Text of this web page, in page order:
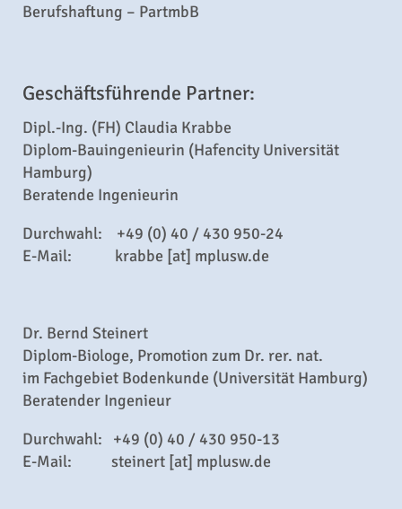
Berufshaftung – PartmbB
Geschäftsführende Partner:
Dipl.-Ing. (FH) Claudia Krabbe
Diplom-Bauingenieurin (Hafencity Universität
Hamburg)
Beratende Ingenieurin
Durchwahl: +49 (0) 40 / 430 950-24
E-Mail: krabbe [at] mplusw.de
Dr. Bernd Steinert
Diplom-Biologe, Promotion zum Dr. rer. nat.
im Fachgebiet Bodenkunde (Universität Hamburg)
Beratender Ingenieur
Durchwahl: +49 (0) 40 / 430 950-13
E-Mail: steinert [at] mplusw.de